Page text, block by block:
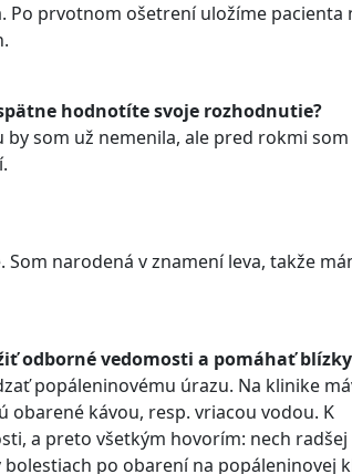
Po prvotnom ošetrení uložíme pacienta
hodnotíte svoje rozhodnutie?
som už nemenila, ale pred rokmi som
narodená v znamení leva, takže
odborné vedomosti a pomáhať
popáleninovému úrazu. Na klinike
kávou, resp. vriacou vodou. K
a preto všetkým hovorím: nech radšej
po obarení na popáleninovej